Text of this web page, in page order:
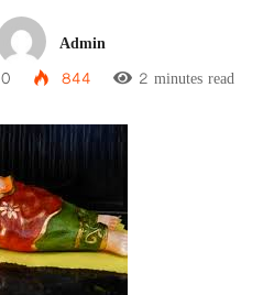
Admin
0 844 2 minutes read